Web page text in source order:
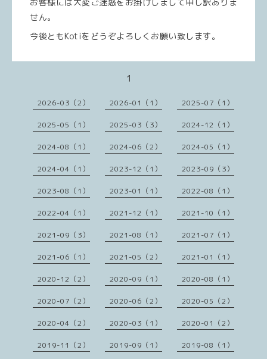
せん。
今後ともKotiをどうぞよろしくお願い致します。
1
2026-03（2） 2026-01（1） 2025-07（1）
2025-05（1） 2025-03（3） 2024-12（1）
2024-08（1） 2024-06（2） 2024-05（1）
2024-04（1） 2023-12（1） 2023-09（3）
2023-08（1） 2023-01（1） 2022-08（1）
2022-04（1） 2021-12（1） 2021-10（1）
2021-09（3） 2021-08（1） 2021-07（1）
2021-06（1） 2021-05（2） 2021-01（1）
2020-12（2） 2020-09（1） 2020-08（1）
2020-07（2） 2020-06（2） 2020-05（2）
2020-04（2） 2020-03（1） 2020-01（2）
2019-11（2） 2019-09（1） 2019-08（1）